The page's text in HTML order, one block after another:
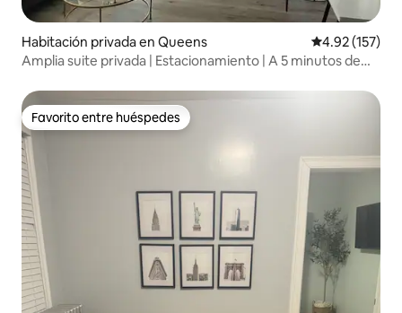
Habitación privada en Queens Calificación
4.92 (157)
Amplia suite privada | Estacionamiento | A 5 minutos de
Favorito entre huéspedes
Favorito entre huéspedes